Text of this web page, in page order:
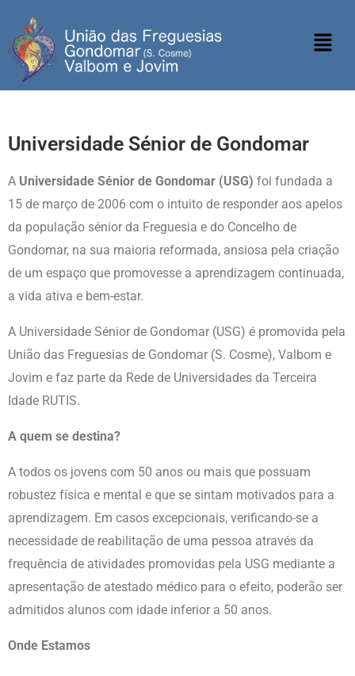
Universidade Sénior de Gondomar
A Universidade Sénior de Gondomar (USG) foi fundada a
15 de março de 2006 com o intuito de responder aos apelos
da população sénior da Freguesia e do Concelho de
Gondomar, na sua maioria reformada, ansiosa pela criação
de um espaço que promovesse a aprendizagem continuada,
a vida ativa e bem-estar.
A Universidade Sénior de Gondomar (USG) é promovida pela
União das Freguesias de Gondomar (S. Cosme), Valbom e
Jovim e faz parte da Rede de Universidades da Terceira
Idade RUTIS.
A quem se destina?
A todos os jovens com 50 anos ou mais que possuam
robustez física e mental e que se sintam motivados para a
aprendizagem. Em casos excepcionais, verificando-se a
necessidade de reabilitação de uma pessoa através da
frequência de atividades promovidas pela USG mediante a
apresentação de atestado médico para o efeito, poderão ser
admitidos alunos com idade inferior a 50 anos.
Onde Estamos